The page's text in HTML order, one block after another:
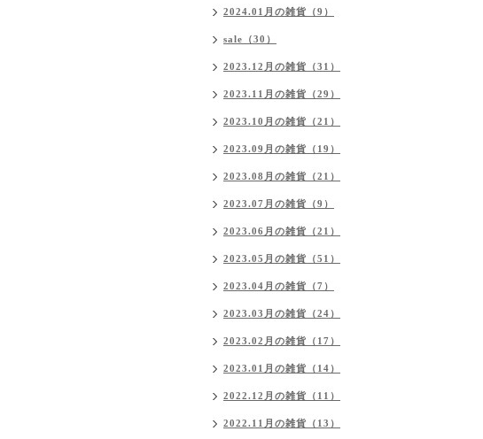
2024.01月の雑貨（9）
sale（30）
2023.12月の雑貨（31）
2023.11月の雑貨（29）
2023.10月の雑貨（21）
2023.09月の雑貨（19）
2023.08月の雑貨（21）
2023.07月の雑貨（9）
2023.06月の雑貨（21）
2023.05月の雑貨（51）
2023.04月の雑貨（7）
2023.03月の雑貨（24）
2023.02月の雑貨（17）
2023.01月の雑貨（14）
2022.12月の雑貨（11）
2022.11月の雑貨（13）